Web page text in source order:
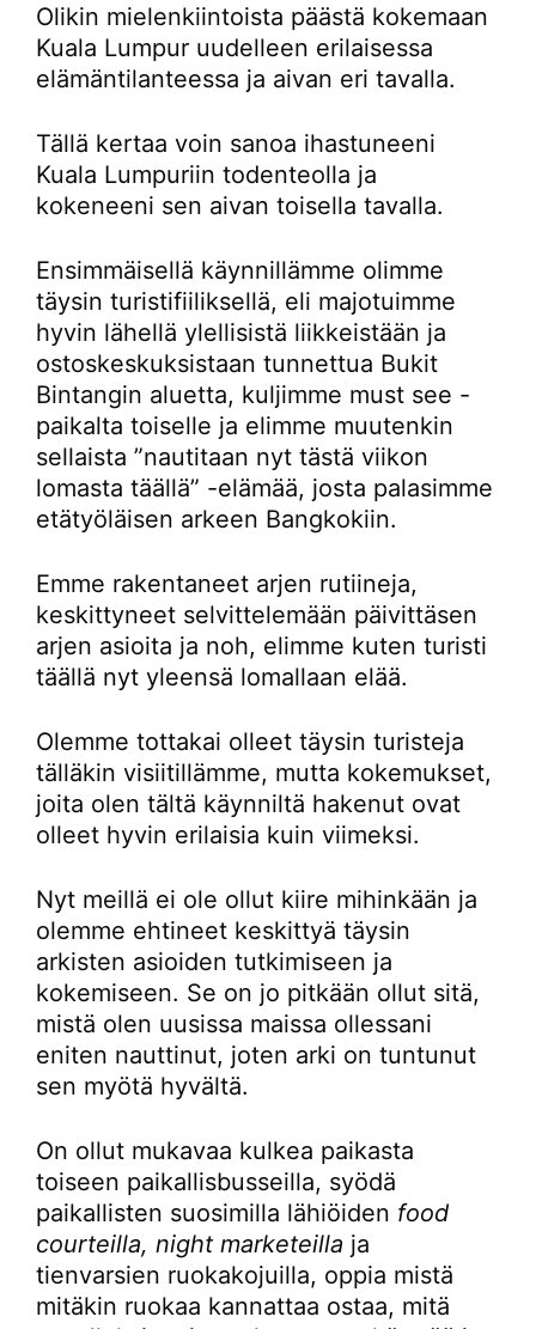
Olikin mielenkiintoista päästä kokemaan
Kuala Lumpur uudelleen erilaisessa
elämäntilanteessa ja aivan eri tavalla.
Tällä kertaa voin sanoa ihastuneeni
Kuala Lumpuriin todenteolla ja
kokeneeni sen aivan toisella tavalla.
Ensimmäisellä käynnillämme olimme
täysin turistifiiliksellä, eli majotuimme
hyvin lähellä ylellisistä liikkeistään ja
ostoskeskuksistaan tunnettua Bukit
Bintangin aluetta, kuljimme must see -
paikalta toiselle ja elimme muutenkin
sellaista ”nautitaan nyt tästä viikon
lomasta täällä” -elämää, josta palasimme
etätyöläisen arkeen Bangkokiin.
Emme rakentaneet arjen rutiineja,
keskittyneet selvittelemään päivittäsen
arjen asioita ja noh, elimme kuten turisti
täällä nyt yleensä lomallaan elää.
Olemme tottakai olleet täysin turisteja
tälläkin visiitillämme, mutta kokemukset,
joita olen tältä käynniltä hakenut ovat
olleet hyvin erilaisia kuin viimeksi.
Nyt meillä ei ole ollut kiire mihinkään ja
olemme ehtineet keskittyä täysin
arkisten asioiden tutkimiseen ja
kokemiseen. Se on jo pitkään ollut sitä,
mistä olen uusissa maissa ollessani
eniten nauttinut, joten arki on tuntunut
sen myötä hyvältä.
On ollut mukavaa kulkea paikasta
toiseen paikallisbusseilla, syödä
paikallisten suosimilla lähiöiden food
courteilla, night marketeilla ja
tienvarsien ruokakojuilla, oppia mistä
mitäkin ruokaa kannattaa ostaa, mitä